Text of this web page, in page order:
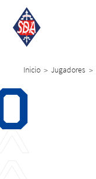
Inicio > Jugadores >